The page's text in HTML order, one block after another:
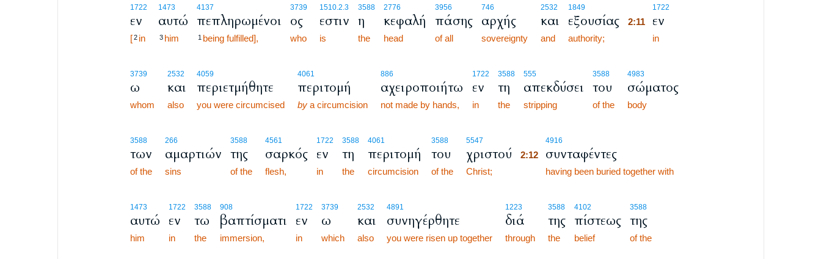
1722
εν
[ 2 in
1473
αυτώ
3 him
4137
πεπληρωμένοι
1 being fulfilled],
3739
ος
who
1510.2.3
εστιν
is
3588
η
the
2776
κεφαλή
head
3956
πάσης
of all
746
αρχής
sovereignty
2532
και
and
1849
εξουσίας
authority;
1722
2:11 εν
in
3739
ω
whom
2532
και
also
4059
περιετμήθητε
you were circumcised
4061
περιτομή
bya circumcision
886
αχειροποιήτω
not made by hands,
1722
εν
in
3588
τη
the
555
απεκδύσει
stripping
3588
του
of the
4983
σώματος
body
3588
των
of the
266
αμαρτιών
sins
3588
της
of the
4561
σαρκός
flesh,
1722
εν
in
3588
τη
the
4061
περιτομή
circumcision
3588
του
of the
5547
χριστού
Christ;
4916
2:12 συνταφέντες
having been buried together with
1473
αυτώ
him
1722
εν
in
3588
τω
the
908
βαπτίσματι
immersion,
1722
εν
in
3739
ω
which
2532
και
also
4891
συνηγέρθητε
you were risen up together
1223
διά
through
3588
της
the
4102
πίστεως
belief
3588
της
of the